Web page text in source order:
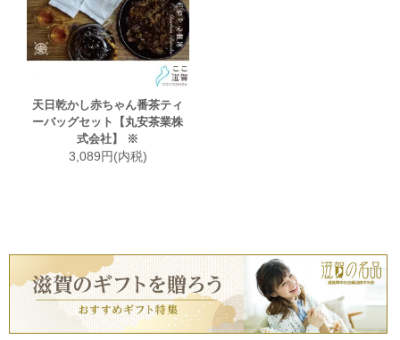
天日乾かし赤ちゃん番茶ティ
ーバッグセット【丸安茶業株
式会社】 ※
3,089円(内税)